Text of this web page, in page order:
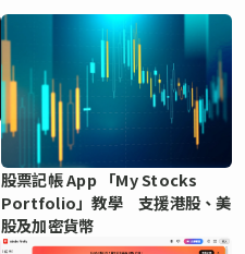
股票記帳 App 「My Stocks
Portfolio」教學 支援港股、美
股及加密貨幣